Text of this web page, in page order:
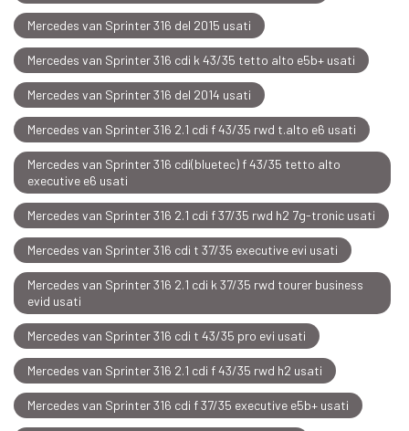
Mercedes van Sprinter 316 del 2015 usati
Mercedes van Sprinter 316 cdi k 43/35 tetto alto e5b+ usati
Mercedes van Sprinter 316 del 2014 usati
Mercedes van Sprinter 316 2.1 cdi f 43/35 rwd t.alto e6 usati
Mercedes van Sprinter 316 cdi(bluetec) f 43/35 tetto alto
executive e6 usati
Mercedes van Sprinter 316 2.1 cdi f 37/35 rwd h2 7g-tronic usati
Mercedes van Sprinter 316 cdi t 37/35 executive evi usati
Mercedes van Sprinter 316 2.1 cdi k 37/35 rwd tourer business
evid usati
Mercedes van Sprinter 316 cdi t 43/35 pro evi usati
Mercedes van Sprinter 316 2.1 cdi f 43/35 rwd h2 usati
Mercedes van Sprinter 316 cdi f 37/35 executive e5b+ usati